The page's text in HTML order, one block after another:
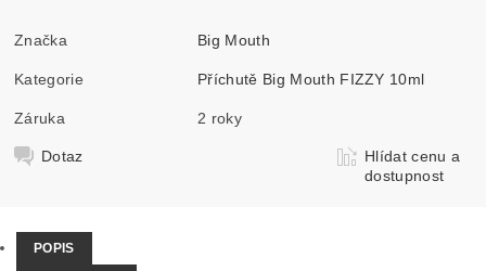
Značka Big Mouth
Kategorie Příchutě Big Mouth FIZZY 10ml
Záruka 2 roky
Dotaz
Hlídat cenu a
dostupnost
POPIS